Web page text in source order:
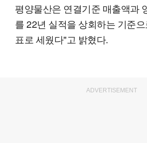
평양물산은 연결기준 매출액과
를 22년 실적을 상회하는 기준
표로 세웠다"고 밝혔다.
ADVERTISEMENT